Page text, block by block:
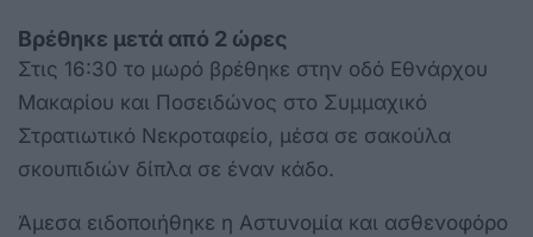
Βρέθηκε μετά από 2 ώρες
Στις 16:30 το μωρό βρέθηκε στην οδό Εθνάρχου
Μακαρίου και Ποσειδώνος στο Συμμαχικό
Στρατιωτικό Νεκροταφείο, μέσα σε σακούλα
σκουπιδιών δίπλα σε έναν κάδο.
Άμεσα ειδοποιήθηκε η Αστυνομία και ασθενοφόρο